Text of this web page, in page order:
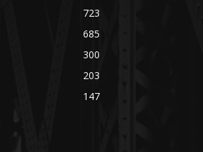
723
685
300
203
147